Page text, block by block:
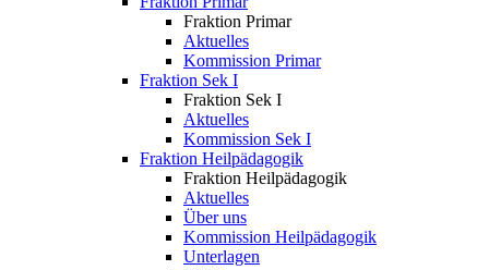
Fraktion Primar
Aktuelles
Kommission Primar
Fraktion Sek I
Fraktion Sek I
Aktuelles
Kommission Sek I
Fraktion Heilpädagogik
Fraktion Heilpädagogik
Aktuelles
Über uns
Kommission Heilpädagogik
Unterlagen